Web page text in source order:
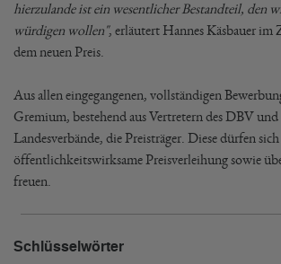
hierzulande ist ein wesentlicher Bestandteil, den
würdigen wollen", erläutert Hannes Käsbauer im
dem neuen Preis.
Aus allen eingegangenen, vollständigen
Gremium, bestehend aus Vertretern des DBV
Landesverbände, die Preisträger. Diese dürfen
öffentlichkeitswirksame Preisverleihung sowie
freuen.
Schlüsselwörter